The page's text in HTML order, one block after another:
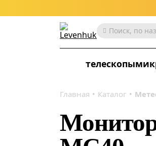
телескопы
Главная Каталог
Монитор